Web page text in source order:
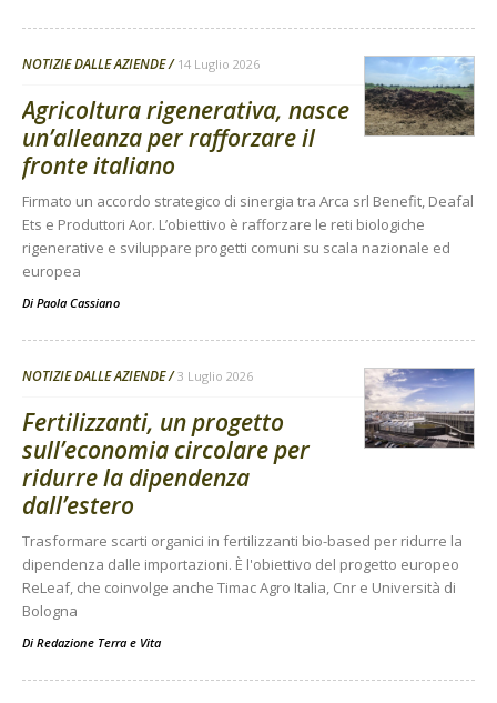
NOTIZIE DALLE AZIENDE 14 Luglio 2026
Agricoltura rigenerativa, nasce
un’alleanza per rafforzare il
fronte italiano
Firmato un accordo strategico di sinergia tra Arca srl Benefit, Deafal
Ets e Produttori Aor. L’obiettivo è rafforzare le reti biologiche
rigenerative e sviluppare progetti comuni su scala nazionale ed
europea
Di Paola Cassiano
NOTIZIE DALLE AZIENDE 3 Luglio 2026
Fertilizzanti, un progetto
sull’economia circolare per
ridurre la dipendenza
dall’estero
Trasformare scarti organici in fertilizzanti bio-based per ridurre la
dipendenza dalle importazioni. È l'obiettivo del progetto europeo
ReLeaf, che coinvolge anche Timac Agro Italia, Cnr e Università di
Bologna
Di Redazione Terra e Vita